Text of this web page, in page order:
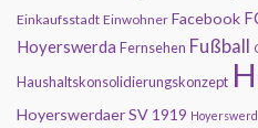
Einkaufsstadt Einwohner Facebook
Hoyerswerda Fernsehen Fußball
Haushaltskonsolidierungskonzept
Hoyerswerdaer SV 1919